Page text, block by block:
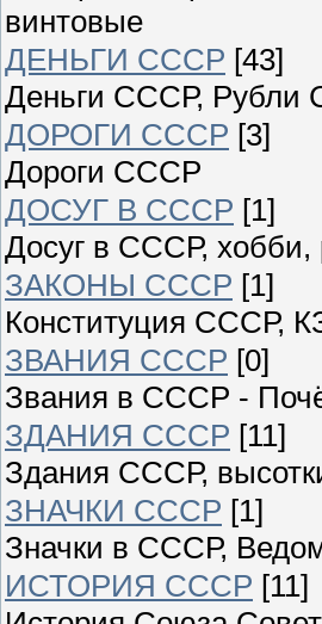
винтовые
ДЕНЬГИ СССР [43]
Деньги СССР, Рубли
ДОРОГИ СССР [3]
Дороги СССР
ДОСУГ В СССР [1]
Досуг в СССР, хобби,
ЗАКОНЫ СССР [1]
Конституция СССР,
ЗВАНИЯ СССР [0]
Звания в СССР -
ЗДАНИЯ СССР [11]
Здания СССР,
ЗНАЧКИ СССР [1]
Значки в СССР,
ИСТОРИЯ СССР [11]